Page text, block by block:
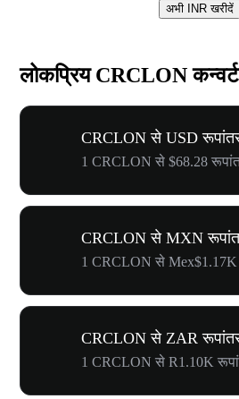
अभी INR खरीदें
लोकप्रिय CRCLON
CRCLON से USD
1 CRCLON से $68.28
CRCLON से MXN
1 CRCLON से
CRCLON से ZAR
1 CRCLON से R1.10K